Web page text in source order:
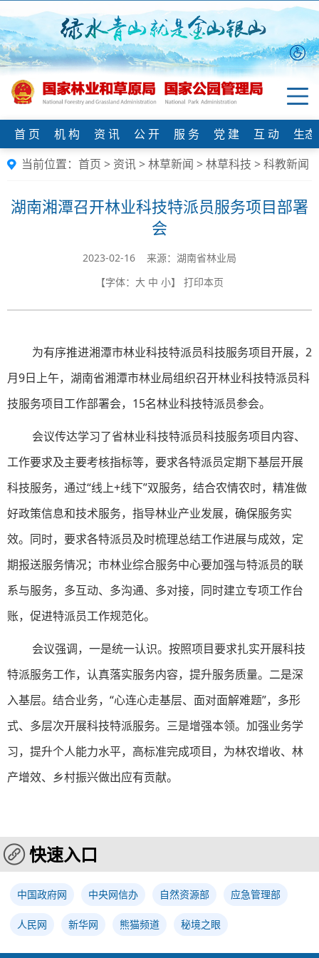
首 页 机 构 资 讯 公 开 服 务 党 建 互 动
生
当前位置： 首页 > 资讯>林草新闻 >林草科技 >科教新闻
湖南湘潭召开林业科技特派员服务项目部署
会
2023-02-16 来源：湖南省林业局
【字体： 大 中 小】 打印本页
为有序推进湘潭市林业科技特派员科技服务项目开展，2
月9日上午，湖南省湘潭市林业局组织召开林业科技特派员科
技服务项目工作部署会，15名林业科技特派员参会。
会议传达学习了省林业科技特派员科技服务项目内容、
工作要求及主要考核指标等，要求各特派员定期下基层开展
科技服务，通过“线上+线下”双服务，结合农情农时，精准做
好政策信息和技术服务，指导林业产业发展，确保服务实
效。同时，要求各特派员及时梳理总结工作进展与成效，定
期报送服务情况；市林业综合服务中心要加强与特派员的联
系与服务，多互动、多沟通、多对接，同时建立专项工作台
账，促进特派员工作规范化。
会议强调，一是统一认识。按照项目要求扎实开展科技
特派服务工作，认真落实服务内容，提升服务质量。二是深
入基层。结合业务，“心连心走基层、面对面解难题”，多形
式、多层次开展科技特派服务。三是增强本领。加强业务学
习，提升个人能力水平，高标准完成项目，为林农增收、林
产增效、乡村振兴做出应有贡献。
快速入口
中国政府网 中央网信办 自然资源部 应急管理部
人民网 新华网 熊猫频道 秘境之眼